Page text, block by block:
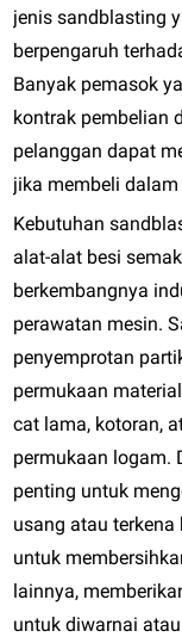
jenis sandblasting
berpengaruh
Banyak pemasok
kontrak pembelian
pelanggan dapat
jika membeli
Kebutuhan
alat-alat besi
berkembangnya
perawatan mesin.
penyemprotan
permukaan
cat lama, kotoran,
permukaan logam.
penting untuk
usang atau
untuk
lainnya,
untuk diwarnai